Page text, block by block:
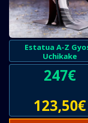
Estatua A-Z
Uchikake
247€
123,50€